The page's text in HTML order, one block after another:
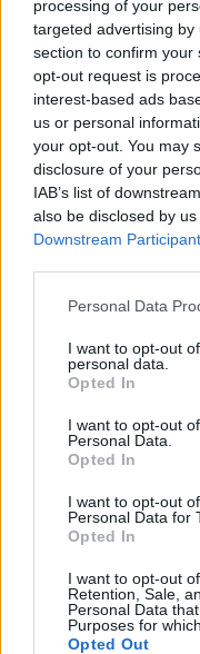
processing of your
targeted advertising
section to confirm your
opt-out request is
interest-based ads
us or personal
your opt-out. You may
disclosure of your
IAB’s list of
also be disclosed by
Downstream
Please note that this
not limited to your visit
grant or deny consent
use your data for
consent section.
Personal Data
I want to opt-out
personal data.
Opted In
I want to opt-out
Personal Data.
Opted In
I want to opt-out
Personal Data for
Opted In
I want to opt-out
Retention, Sale,
Personal Data
Purposes for
Opted Out
Play UnmuteLoaded:
Palmer az F1
ki a véleményét a
kiemelte, hogy
magyarázatot,
különösen
EZEKET IS